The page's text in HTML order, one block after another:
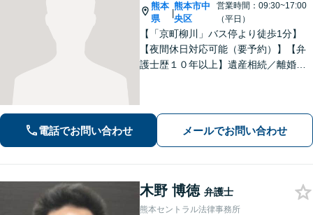
熊本
県
|
熊本市中
央区
営業時間：09:30~17:00
（平日）
【「京町柳川」バス停より徒歩1分】
【夜間休日対応可能（要予約）】【弁
護士歴１０年以上】遺産相続／離婚・
す。お気軽にご相談ください。
電話でお問い合わせ メールでお問い合わせ
木野 博徳 弁護士
熊本セントラル法律事務所